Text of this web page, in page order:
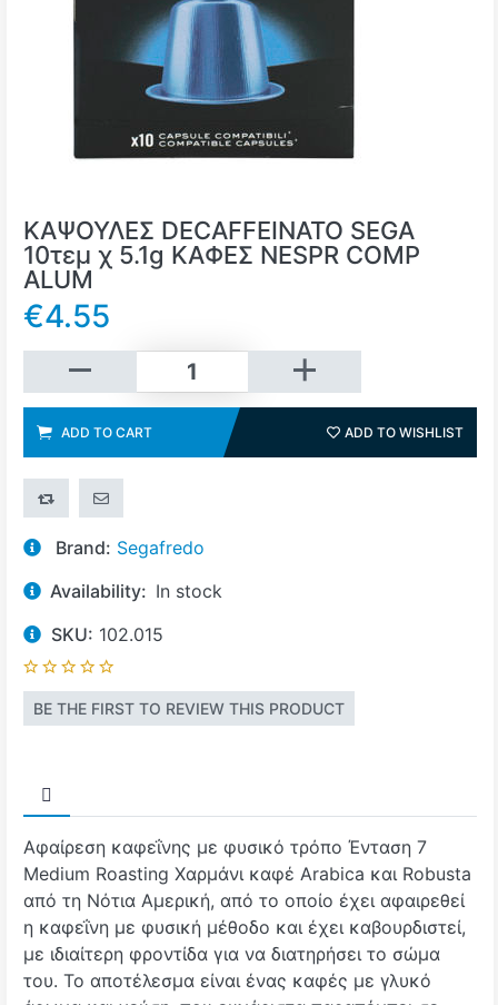
ΚΑΨΟΥΛΕΣ DECAFFEINATO SEGA
10τεμ χ 5.1g ΚΑΦΕΣ NESPR COMP
ALUM
€4.55
Add to cart
ADD TO CART ADD TO WISHLIST
ADD TO COMPARE LIST
EMAIL A FRIEND
Brand: Segafredo
Availability: In stock
SKU: 102.015
BE THE FIRST TO REVIEW THIS PRODUCT
Αφαίρεση καφεΐνης με φυσικό τρόπο Ένταση 7
Medium Roasting Χαρμάνι καφέ Arabica και Robusta
από τη Νότια Αμερική, από το οποίο έχει αφαιρεθεί
η καφεΐνη με φυσική μέθοδο και έχει καβουρδιστεί,
με ιδιαίτερη φροντίδα για να διατηρήσει το σώμα
του. Το αποτέλεσμα είναι ένας καφές με γλυκό